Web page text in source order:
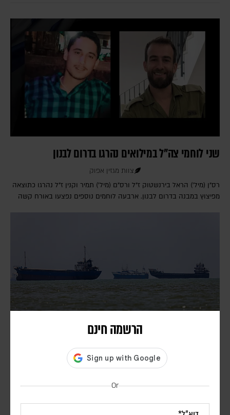
הרשמה חינם
Or
שני לוחמי צה"ל במילואים נהרגו בדרום לבנון
צוות מגזין אפוק
רס"ן (מיל') הראל בירנשטוק ז"ל ורס"ם (מיל') תמיר וקנין ז"ל נהרגו כתוצאה
מפיצוץ במבנה בדרום לבנון. ארבעה לוחמים נוספים נפצעו באורח קשה
איראן: ההבנות עם עומאן על נתיב שיט חדש קרובות
לסיכום – אך לא בטוח שהמצר ייפתח
והיציאה למצר, הקמת מרכז תיאום משותף לאיראן ולעומאן וקבלת מידע